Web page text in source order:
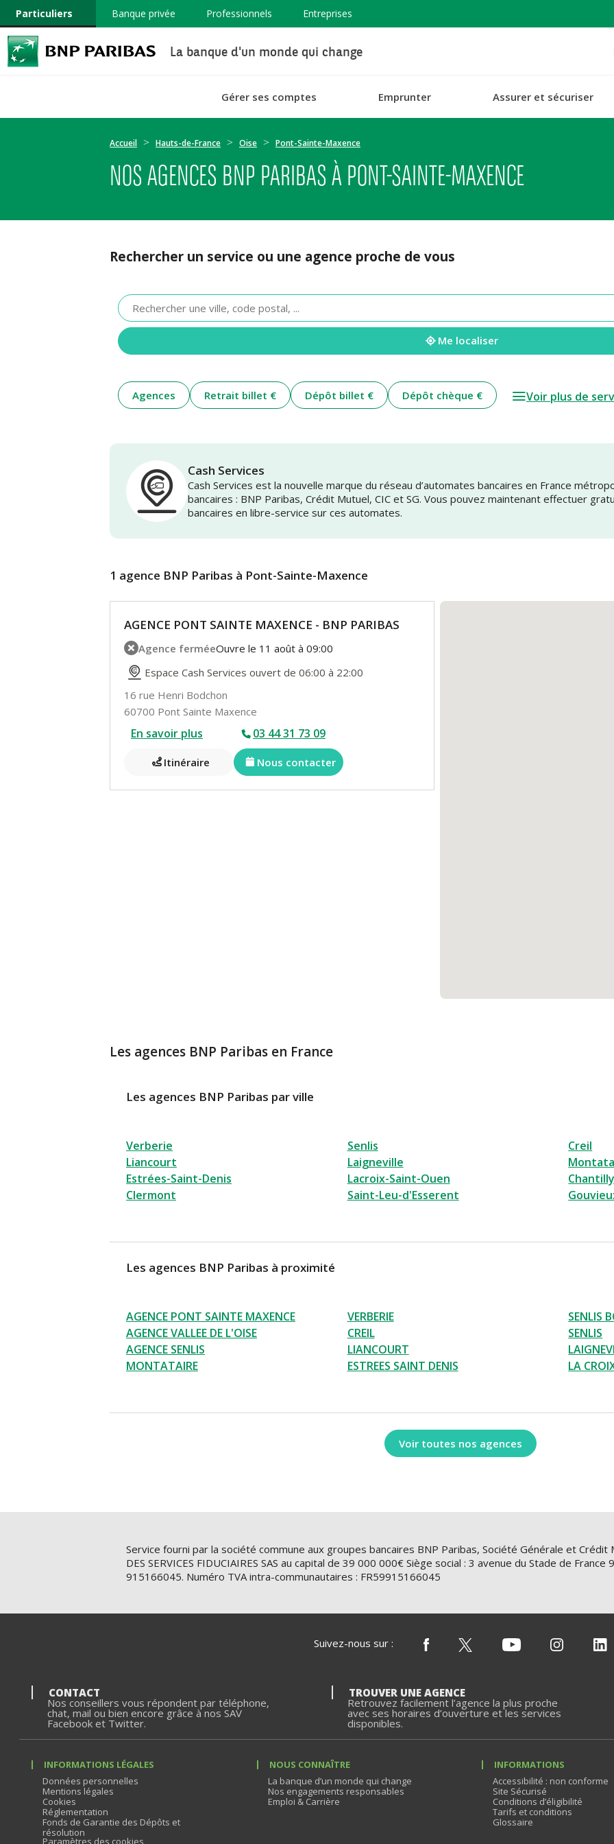
Particuliers Banque privée Professionnels Entreprises
La banque d'un monde qui change
Gérer ses comptes Emprunter Assurer et sécuriser
Accueil Hauts-de-France Oise Pont-Sainte-Maxence
NOS AGENCES BNP PARIBAS À PONT-SAINTE-MAXENCE
Rechercher un service ou une agence proche de vous
Veuillez
renseigner
une
adresse
Me localiser
Agences Retrait billet € Dépôt billet € Dépôt chèque € Voir plus de
Cash Services
Cash Services est la nouvelle marque du réseau d’automates bancaires en France
bancaires : BNP Paribas, Crédit Mutuel, CIC et SG. Vous pouvez maintenant effectuer
bancaires en libre-service sur ces automates.
1 agence BNP Paribas à Pont-Sainte-Maxence
AGENCE PONT SAINTE MAXENCE - BNP PARIBAS
Agence ferméeOuvre le 11 août à 09:00
Espace Cash Services ouvert de 06:00 à 22:00
16 rue Henri Bodchon
60700 Pont Sainte Maxence
En savoir plus 03 44 31 73 09
Itinéraire Nous contacter
Les agences BNP Paribas en France
Les agences BNP Paribas par ville
Verberie Senlis
Creil
Liancourt
Laigneville
Estrées-Saint-Denis
Lacroix-Saint-Ouen
Chantilly
Clermont
Saint-Leu-d'Esserent
Les agences BNP Paribas à proximité
AGENCE PONT SAINTE MAXENCE VERBERIE
SENLIS
AGENCE VALLEE DE L'OISE
CREIL
SENLIS
AGENCE SENLIS
LIANCOURT
MONTATAIRE
ESTREES SAINT DENIS LA
Voir toutes nos agences
Service fourni par la société commune aux groupes bancaires BNP Paribas, Société Générale et Crédit
DES SERVICES FIDUCIAIRES SAS au capital de 39 000 000€ Siège social : 3 avenue du Stade de France
915166045. Numéro TVA intra-communautaires : FR59915166045
Suivez-nous sur :
CONTACT
Nos conseillers vous répondent par téléphone,
chat, mail ou bien encore grâce à nos SAV
Facebook et Twitter.
TROUVER UNE AGENCE
Retrouvez facilement l’agence la plus proche
avec ses horaires d’ouverture et les services
disponibles.
INFORMATIONS LÉGALES
Données personnelles
Mentions légales
Cookies
Réglementation
Fonds de Garantie des Dépôts et
résolution
Paramètres des cookies
NOUS CONNAÎTRE
La banque d’un monde qui change
Nos engagements responsables
Emploi & Carrière
INFORMATIONS
Accessibilité : non conforme
Site Sécurisé
Conditions d’éligibilité
Tarifs et conditions
Glossaire